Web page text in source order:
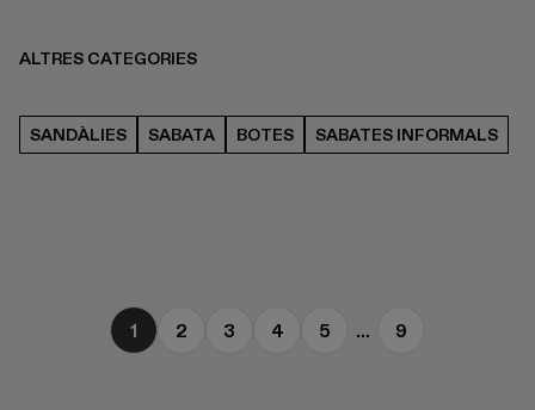
ALTRES CATEGORIES
SANDÀLIES SABATA BOTES SABATES INFORMALS
1 2 3 4 5 ... 9